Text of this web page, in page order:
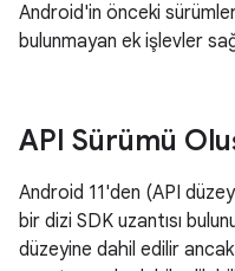
Android'in önceki
bulunmayan ek işlevler
API Sürümü
Android 11'den (API
bir dizi SDK uzantısı
düzeyine dahil edilir